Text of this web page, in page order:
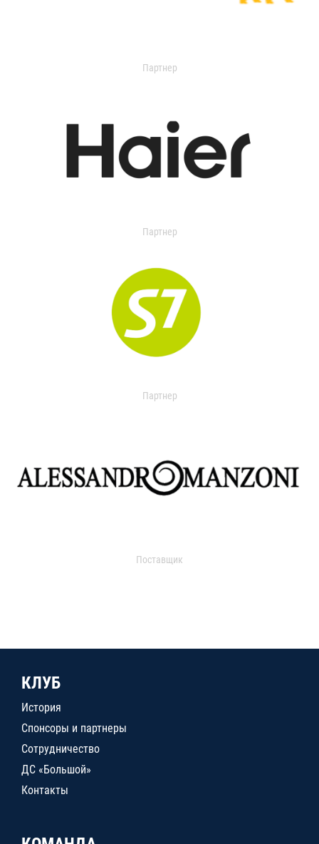
Партнер
Партнер
Партнер
Поставщик
КЛУБ
История
Спонсоры и партнеры
Сотрудничество
ДС «Большой»
Контакты